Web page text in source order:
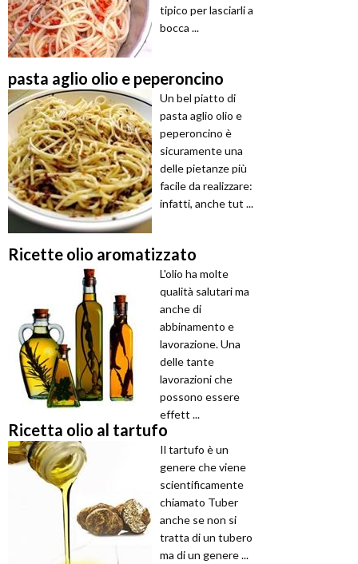
tipico per lasciarli a
bocca ...
pasta aglio olio e peperoncino
Un bel piatto di
pasta aglio olio e
peperoncino è
sicuramente una
delle pietanze più
facile da realizzare:
infatti, anche tut ...
Ricette olio aromatizzato
L'olio ha molte
qualità salutari ma
anche di
abbinamento e
lavorazione. Una
delle tante
lavorazioni che
possono essere
effett ...
Ricetta olio al tartufo
Il tartufo è un
genere che viene
scientificamente
chiamato Tuber
anche se non si
tratta di un tubero
ma di un genere ...